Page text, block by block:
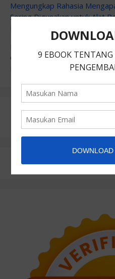
Mengungkap Rahasia
Sering Digunakan untuk Alat
Global: Memahami Hegemoni
PRODUK DIGITAL -